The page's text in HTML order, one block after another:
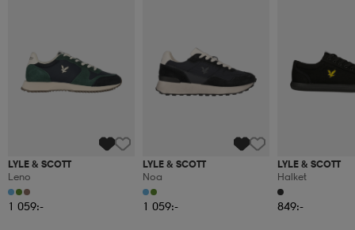
LYLE & SCOTT
Leno
1 059:-
LYLE & SCOTT
Noa
1 059:-
LYLE & SCOTT
Halket
849:-